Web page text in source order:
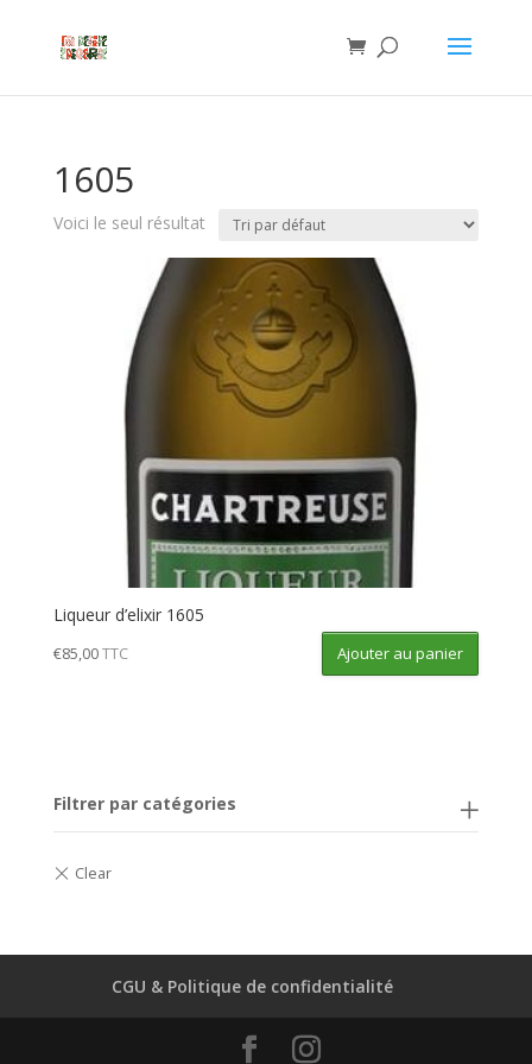
1605
Voici le seul résultat
Liqueur d’elixir 1605
€85,00TTC Ajouter au panier
Filtrer par catégories
CGU & Politique de confidentialité